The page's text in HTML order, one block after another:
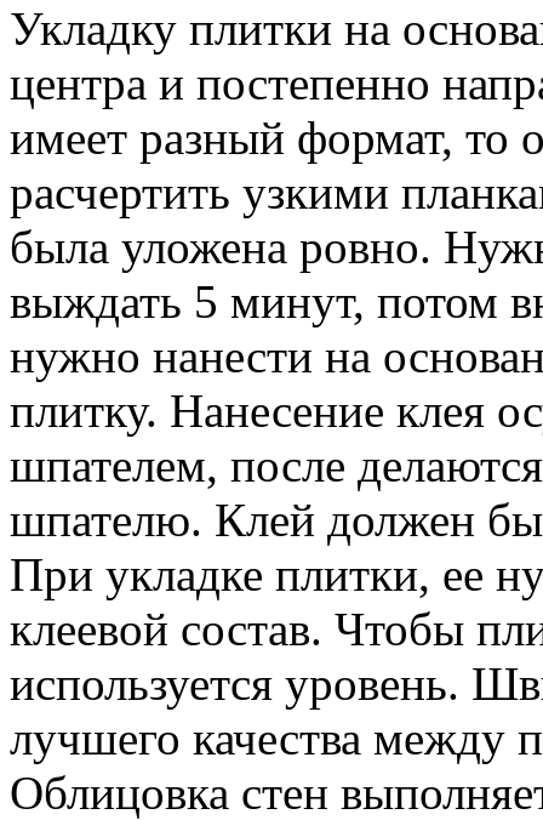
Укладку плитки на
центра и постепенно
имеет разный формат, то
расчертить узкими
была уложена ровно.
выждать 5 минут, потом
нужно нанести на
плитку. Нанесение клея
шпателем, после
шпателю. Клей должен
При укладке плитки, ее
клеевой состав. Чтобы
используется уровень.
лучшего качества между
Облицовка стен